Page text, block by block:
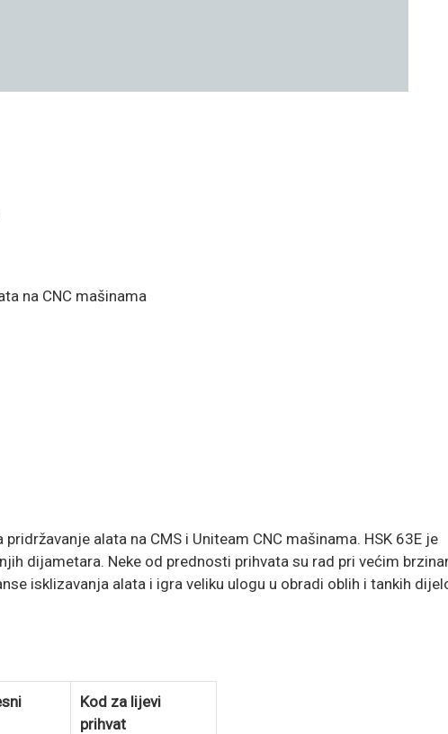
na CNC mašinama
alata na CMS i Uniteam CNC mašinama. HSK 63E je
dijametara. Neke od prednosti prihvata su rad pri većim
isklizavanja alata i igra veliku ulogu u obradi oblih i tankih
Kod za lijevi
prihvat